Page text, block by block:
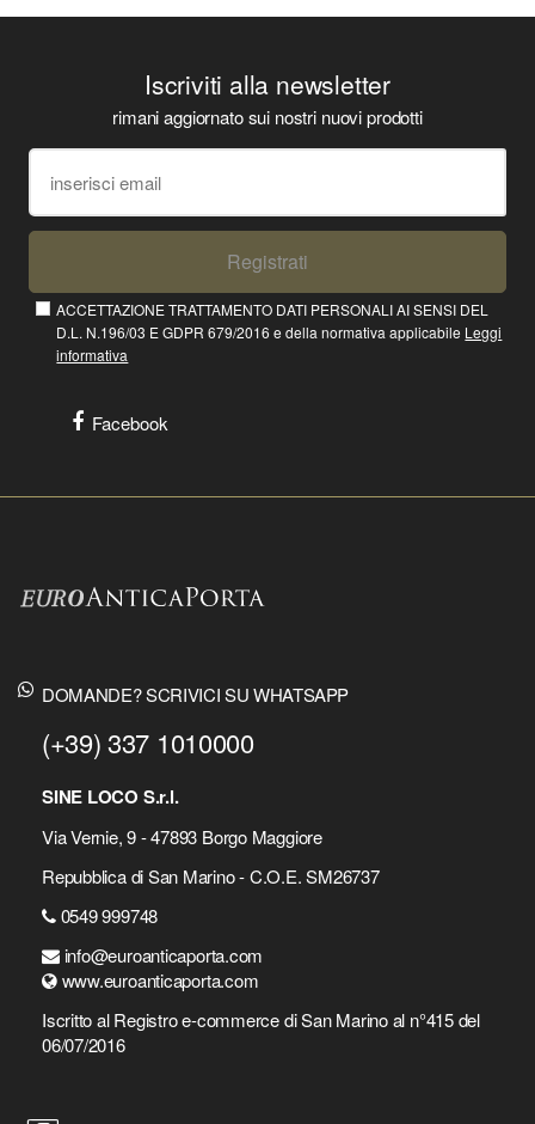
Iscriviti alla newsletter
rimani aggiornato sui nostri nuovi prodotti
Registrati
ACCETTAZIONE TRATTAMENTO DATI PERSONALI AI SENSI DEL
D.L. N.196/03 E GDPR 679/2016 e della normativa applicabile Leggi
informativa
Facebook
DOMANDE? SCRIVICI SU WHATSAPP
(+39) 337 1010000
SINE LOCO S.r.l.
Via Vernie, 9 - 47893 Borgo Maggiore
Repubblica di San Marino - C.O.E. SM26737
0549 999748
info@euroanticaporta.com
www.euroanticaporta.com
Iscritto al Registro e-commerce di San Marino al n°415 del
06/07/2016